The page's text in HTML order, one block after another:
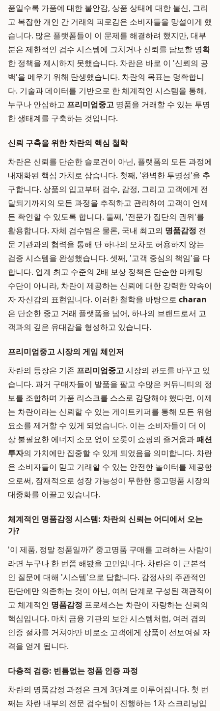
품일수록 가품에 대한 불안감, 상품 상태에 대한 불신, 그리
고 복잡한 개인 간 거래의 피로감은 소비자들을 망설이게 했
습니다. 많은 플랫폼들이 이 문제를 해결하려 했지만, 대부
분은 제한적인 검수 시스템에 그치거나 신뢰를 담보할 명확
한 정책을 제시하지 못했습니다. 차란은 바로 이 '신뢰의 공
백'을 메우기 위해 탄생했습니다. 차란의 목표는 명확합니
다. 기술과 데이터를 기반으로 한 체계적인 시스템을 통해,
누구나 안심하고 프리미엄중고 명품을 거래할 수 있는 투명
한 생태계를 구축하는 것입니다.
신뢰 구축을 위한 차란의 핵심 철학
차란은 신뢰를 단순한 슬로건이 아닌, 플랫폼의 모든 과정에
내재화된 핵심 가치로 삼습니다. 첫째, '완벽한 투명성'을 추
구합니다. 상품의 입고부터 검수, 감정, 그리고 고객에게 전
달되기까지의 모든 과정을 추적하고 관리하여 고객이 언제
든 확인할 수 있도록 합니다. 둘째, '전문가 집단의 권위'를
활용합니다. 자체 검수팀은 물론, 국내 최고의 명품감정 전
문 기관과의 협력을 통해 단 하나의 오차도 허용하지 않는
검증 시스템을 완성했습니다. 셋째, '고객 중심의 책임'을 다
합니다. 업계 최고 수준의 2배 보상 정책은 단순한 마케팅
수단이 아니라, 차란이 제공하는 신뢰에 대한 강력한 약속이
자 자신감의 표현입니다. 이러한 철학을 바탕으로 charan
은 단순한 중고 거래 플랫폼을 넘어, 하나의 브랜드로서 고
객과의 깊은 유대감을 형성하고 있습니다.
프리미엄중고 시장의 게임 체인저
차란의 등장은 기존 프리미엄중고시장의 판도를 바꾸고 있
습니다. 과거 구매자들이 발품을 팔고 수많은 커뮤니티의 정
보를 조합하며 가품 리스크를 스스로 감당해야 했다면, 이제
는 차란이라는 신뢰할 수 있는 게이트키퍼를 통해 모든 위험
요소를 제거할 수 있게 되었습니다. 이는 소비자들이 더 이
상 불필요한 에너지 소모 없이 오롯이 쇼핑의 즐거움과패션
투자의 가치에만 집중할 수 있게 되었음을 의미합니다. 차란
은 소비자들이 믿고 거래할 수 있는 안전한 놀이터를 제공함
으로써, 잠재적으로 성장 가능성이 무한한 중고명품 시장의
대중화를 이끌고 있습니다.
체계적인 명품감정 시스템: 차란의 신뢰는 어디에서 오는
가?
'이 제품, 정말 정품일까?' 중고명품 구매를 고려하는 사람이
라면 누구나 한 번쯤 해봤을 고민입니다. 차란은 이 근본적
인 질문에 대해 '시스템'으로 답합니다. 감정사의 주관적인
판단에만 의존하는 것이 아닌, 여러 단계로 구성된 객관적이
고 체계적인 명품감정 프로세스는 차란이 자랑하는 신뢰의
핵심입니다. 마치 금융 기관의 보안 시스템처럼, 여러 겹의
인증 절차를 거쳐야만 비로소 고객에게 상품이 선보여질 자
격을 얻게 됩니다.
다층적 검증: 빈틈없는 정품 인증 과정
차란의 명품감정 과정은 크게 3단계로 이루어집니다. 첫 번
째는 차란 내부의 전문 검수팀이 진행하는 1차 스크리닝입